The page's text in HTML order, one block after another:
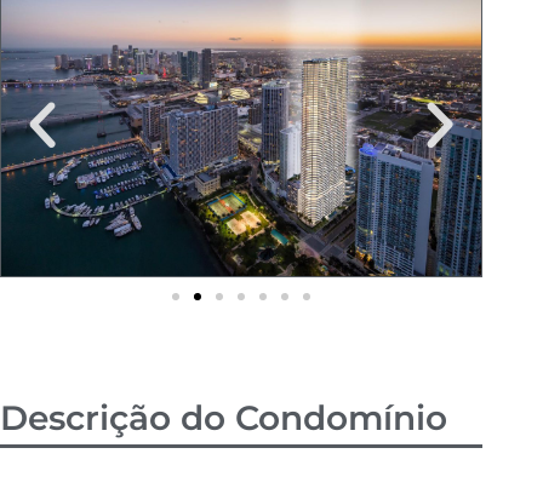
Descrição do Condomínio